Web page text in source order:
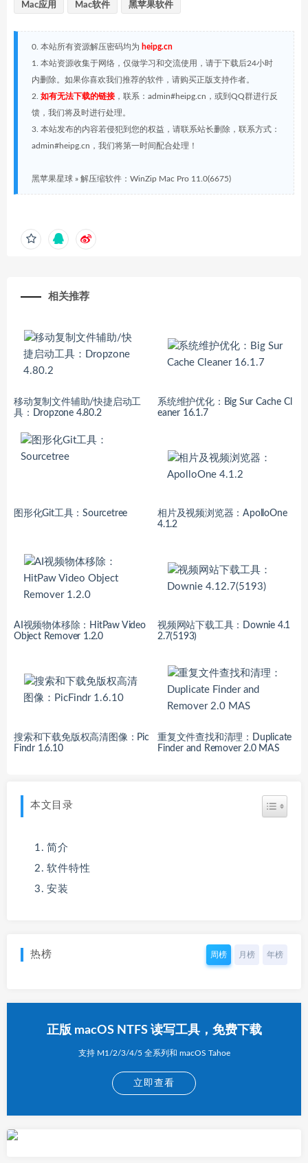
Mac应用 Mac软件 黑苹果软件
0. 本站所有资源解压密码均为 heipg.cn
1. 本站资源收集于网络，仅做学习和交流使用，请于下载后24小时
内删除。如果你喜欢我们推荐的软件，请购买正版支持作者。
2. 如有无法下载的链接，联系：admin#heipg.cn，或到QQ群进行反
馈，我们将及时进行处理。
3. 本站发布的内容若侵犯到您的权益，请联系站长删除，联系方式：
admin#heipg.cn，我们将第一时间配合处理！
黑苹果星球 » 解压缩软件：WinZip Mac Pro 11.0(6675)
相关推荐
移动复制文件辅助/快捷启动工
具：Dropzone 4.80.2
系统维护优化：Big Sur Cache Cl
eaner 16.1.7
图形化Git工具：Sourcetree
相片及视频浏览器：ApolloOne
4.1.2
AI视频物体移除：HitPaw Video
Object Remover 1.2.0
视频网站下载工具：Downie 4.1
2.7(5193)
搜索和下载免版权高清图像：Pic
Findr 1.6.10
重复文件查找和清理：Duplicate
Finder and Remover 2.0 MAS
本文目录
简介
软件特性
安装
热榜 周榜 月榜 年榜
正版 macOS NTFS 读写工具，免费下载
支持 M1/2/3/4/5 全系列和 macOS Tahoe
立即查看